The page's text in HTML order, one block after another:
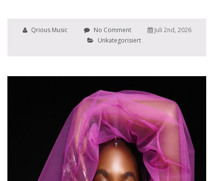
Qrious Music No Comment
Juli 2nd, 2026
Unkategorisiert